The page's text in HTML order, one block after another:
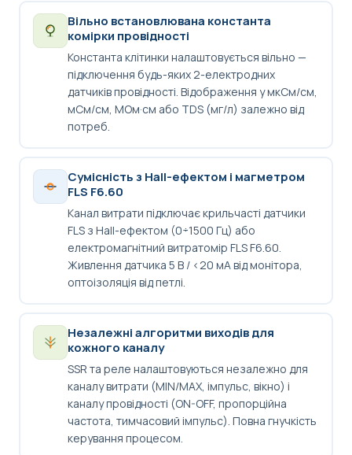
Вільно встановлювана константа
комірки провідності
Константа клітинки налаштовується вільно —
підключення будь-яких 2-електродних
датчиків провідності. Відображення у мкСм/см,
мСм/см, МОм·см або TDS (мг/л) залежно від
потреб.
Сумісність з Hall-ефектом і магметром
FLS F6.60
Канал витрати підключає крильчасті датчики
FLS з Hall-ефектом (0÷1500 Гц) або
електромагнітний витратомір FLS F6.60.
Живлення датчика 5 В / <20 мА від монітора,
оптоізоляція від петлі.
Незалежні алгоритми виходів для
кожного каналу
SSR та реле налаштовуються незалежно для
каналу витрати (MIN/MAX, імпульс, вікно) і
каналу провідності (ON-OFF, пропорційна
частота, тимчасовий імпульс). Повна гнучкість
керування процесом.